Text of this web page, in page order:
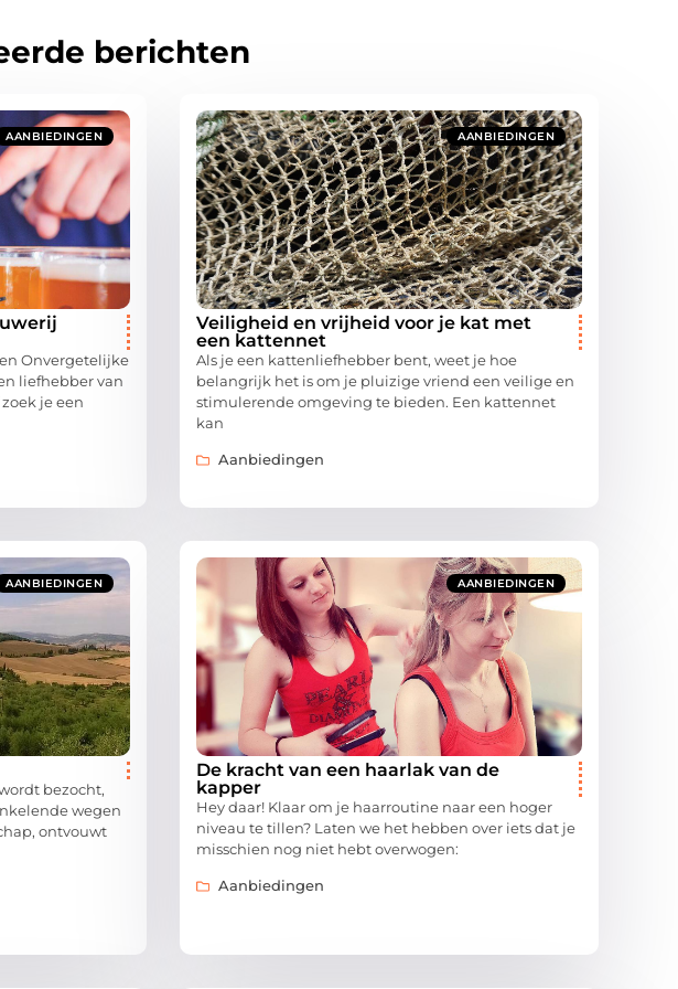
berichten
AANBIEDINGEN
Onvergetelijke
liefhebber van
je een
AANBIEDINGEN
Veiligheid en vrijheid voor je kat met
een kattennet
Als je een kattenliefhebber bent, weet je hoe
belangrijk het is om je pluizige vriend een veilige en
stimulerende omgeving te bieden. Een kattennet
kan
Aanbiedingen
AANBIEDINGEN
bezocht,
wegen
ontvouwt
AANBIEDINGEN
De kracht van een haarlak van de
kapper
Hey daar! Klaar om je haarroutine naar een hoger
niveau te tillen? Laten we het hebben over iets dat je
misschien nog niet hebt overwogen:
Aanbiedingen